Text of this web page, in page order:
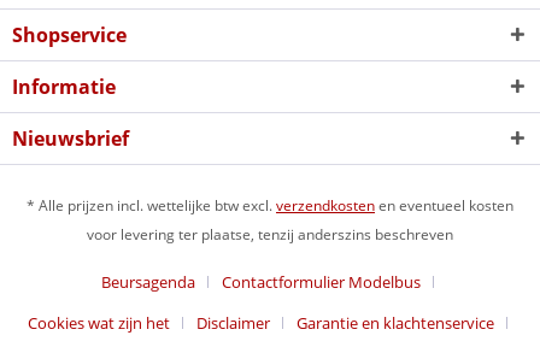
Shopservice
Informatie
Nieuwsbrief
* Alle prijzen incl. wettelijke btw excl.verzendkostenen eventueel kosten
voor levering ter plaatse, tenzij anderszins beschreven
Beursagenda
Contactformulier Modelbus
Cookies wat zijn het
Disclaimer
Garantie en klachtenservice